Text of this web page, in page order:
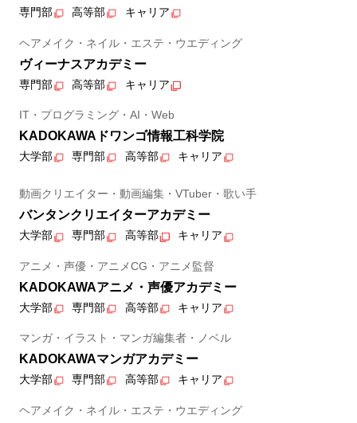
専門部 高等部 キャリア
ヘアメイク・ネイル・エステ・ウエディング
ヴィーナスアカデミー
専門部 高等部 キャリア
IT・プログラミング・AI・Web
KADOKAWAドワンゴ情報工科学院
大学部 専門部 高等部 キャリア
動画クリエイター・動画編集・VTuber・歌い手
バンタンクリエイターアカデミー
大学部 専門部 高等部 キャリア
アニメ・声優・アニメCG・アニメ監督
KADOKAWAアニメ・声優アカデミー
大学部 専門部 高等部 キャリア
マンガ・イラスト・マンガ編集者・ノベル
KADOKAWAマンガアカデミー
大学部 専門部 高等部 キャリア
ヘアメイク・ネイル・エステ・ウエディング